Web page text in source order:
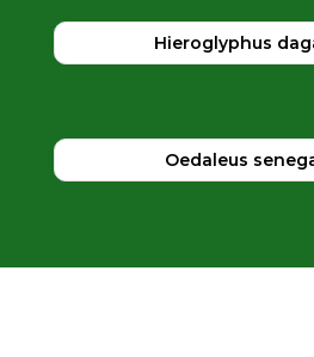
Hieroglyphus
Oedaleus